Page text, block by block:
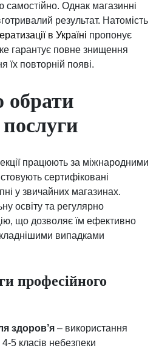
Однак магазинні
результат. Натомість
в Україні пропонує
гарантує повне знищення
їх повторній появі.
обрати
працюють за міжнародними
сертифіковані
у звичайних магазинах.
освіту та регулярно
що дозволяє їм ефективно
випадками
професійного
здоров’я – використання
5 класів небезпеки